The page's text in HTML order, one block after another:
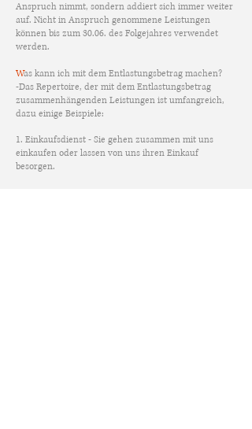
Anspruch nimmt, sondern addiert sich immer weiter
auf. Nicht in Anspruch genommene Leistungen
können bis zum 30.06. des Folgejahres verwendet
werden.
Was kann ich mit dem Entlastungsbetrag machen?
-Das Repertoire, der mit dem Entlastungsbetrag
zusammenhängenden Leistungen ist umfangreich,
dazu einige Beispiele:
1. Einkaufsdienst - Sie gehen zusammen mit uns
einkaufen oder lassen von uns ihren Einkauf
besorgen.